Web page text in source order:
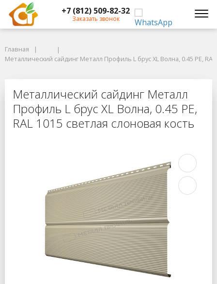
+7 (812) 509-82-32
Заказать звонок
Металлический сайдинг Металл Профиль L брус XL Волна, 0.45 PE, RAL
Металлический сайдинг Металл
Главная
Металлический сайдинг Металл Профиль L брус XL Волна, 0.45 PE,
Металлический сайдинг Металл
Профиль L брус XL Волна, 0.45 PE,
RAL 1015 светлая слоновая кость